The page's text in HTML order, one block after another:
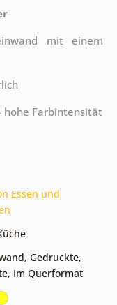
mit einem
hohe Farbintensität
Essen und
, Gedruckte,
, Im Querformat